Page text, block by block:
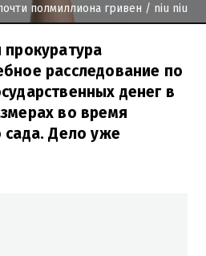
полмиллиона гривен / niu niu
прокуратура
расследование по
денег в
во время
сада. Дело уже